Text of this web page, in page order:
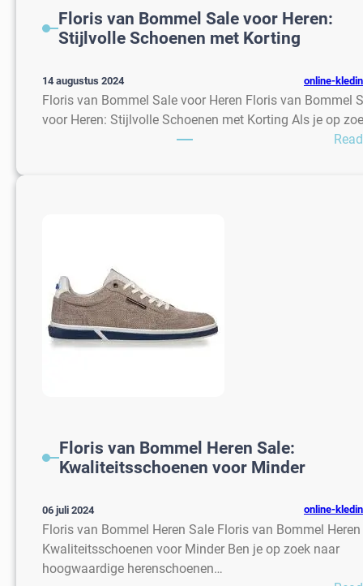
Floris van Bommel Sale voor Heren:
Stijlvolle Schoenen met Korting
14 augustus 2024 online-
Floris van Bommel Sale voor Heren Floris van Bommel
voor Heren: Stijlvolle Schoenen met Korting Als je op
Floris van Bommel Heren Sale:
Kwaliteitsschoenen voor Minder
06 juli 2024 online-
Floris van Bommel Heren Sale Floris van Bommel Heren
Kwaliteitsschoenen voor Minder Ben je op zoek naar
hoogwaardige herenschoenen…